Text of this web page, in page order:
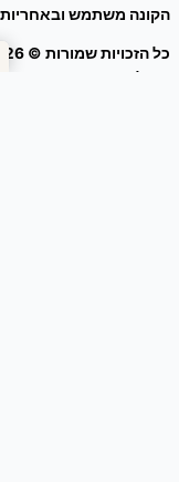
הקונה משתמש
כל הזכויות שמורות © 2026
ניהול אתר – עיצוב ושיווק